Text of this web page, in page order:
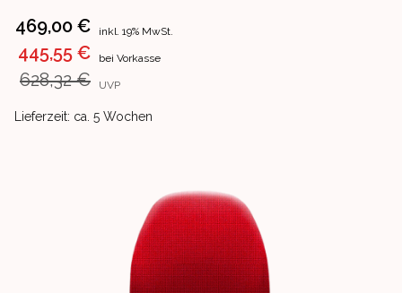
Product information
469,00 € inkl. 19% MwSt.
445,55 € bei Vorkasse
628,32 € UVP
Product delivery information
Lieferzeit: ca. 5 Wochen